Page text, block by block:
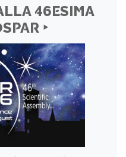
46ESIMA
‣